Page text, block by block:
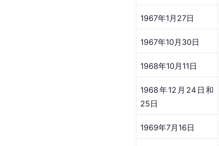
1967年1月27日
1967年10月30日
1968年10月11日
1968年12月24日和
25日
1969年7月16日